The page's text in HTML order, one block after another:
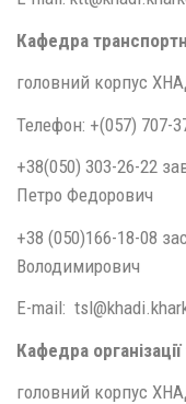
Кафедра
головний корпус
Телефон: +(057) 707-
+38(050) 303-26-22
Петро Федорович
+38 (050)166-18-08
Володимирович
E-mail:
Кафедра
головний корпус